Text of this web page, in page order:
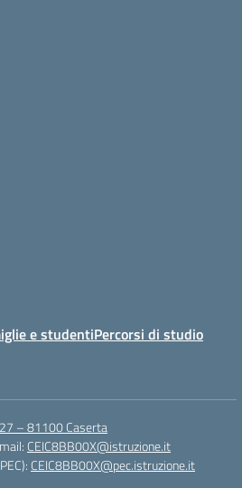
e studentiPercorsi di studio
– 81100 Caserta
CEIC8BB00X@istruzione.it
CEIC8BB00X@pec.istruzione.it